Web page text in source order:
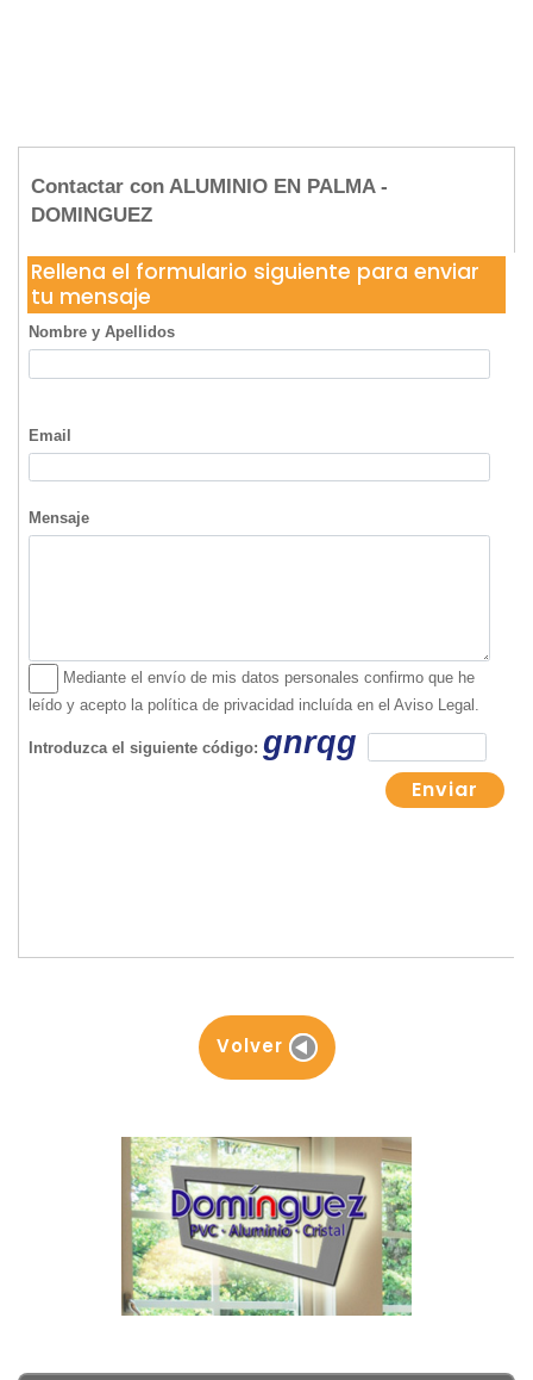
Contactar con ALUMINIO EN PALMA -
DOMINGUEZ
Volver